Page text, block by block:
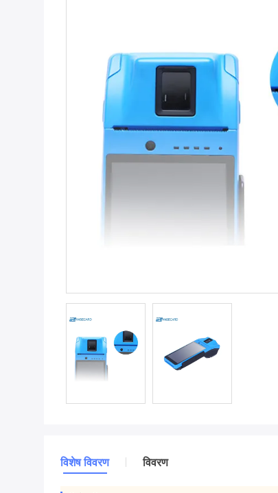
विशेष विवरण विवरण